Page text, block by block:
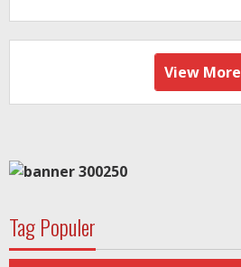
View More
Tag Populer